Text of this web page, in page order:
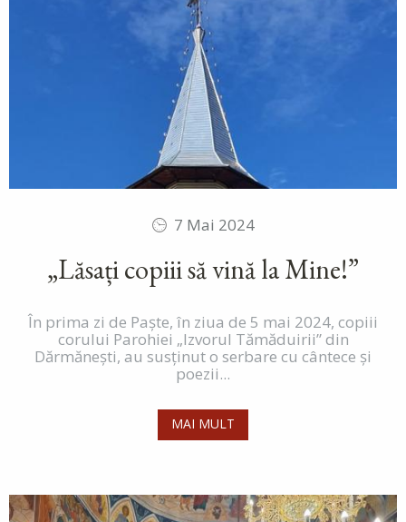
7 Mai 2024
„Lăsați copiii să vină la Mine!”
În prima zi de Paște, în ziua de 5 mai 2024, copiii
corului Parohiei „Izvorul Tămăduirii” din
Dărmănești, au susținut o serbare cu cântece și
poezii...
MAI MULT